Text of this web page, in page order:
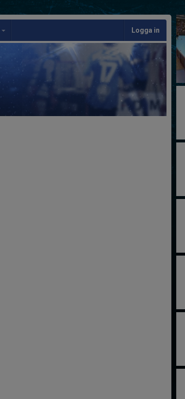
Logga in